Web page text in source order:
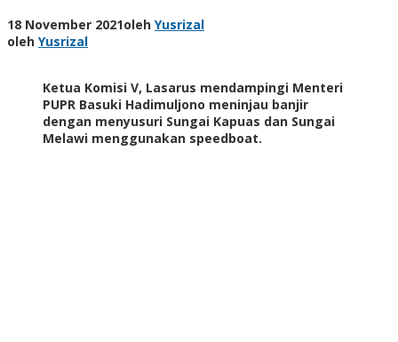
18 November 2021oleh Yusrizal
oleh Yusrizal
Ketua Komisi V, Lasarus mendampingi Menteri
PUPR Basuki Hadimuljono meninjau banjir
dengan menyusuri Sungai Kapuas dan Sungai
Melawi menggunakan speedboat.